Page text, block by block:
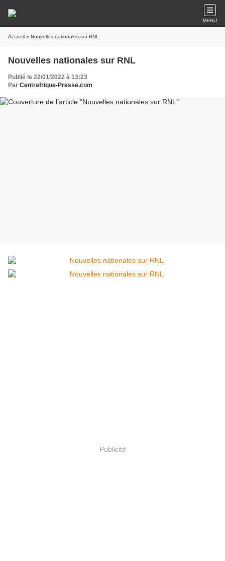
MENU
Accueil » Nouvelles nationales sur RNL
Nouvelles nationales sur RNL
Publié le 22/01/2022 à 13:23
Par Centrafrique-Presse.com
Publicité